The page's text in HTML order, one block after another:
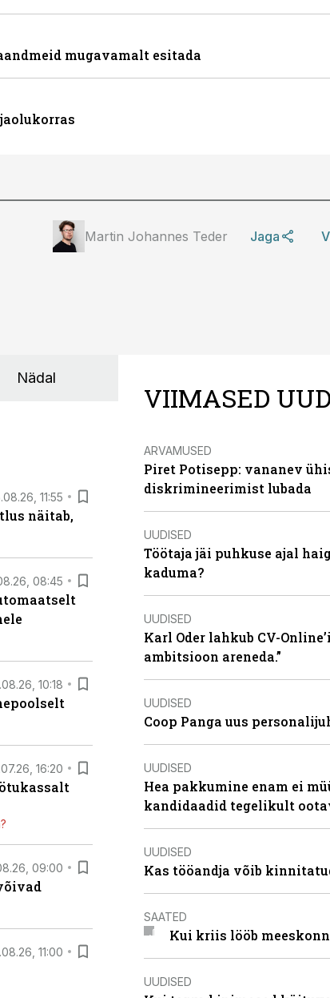
mugavamalt esitada
Martin Johannes Teder Jaga
Nädal
11:55
näitab,
08:45
10:18
16:20
09:00
11:00
VIIMASED
ARVAMUSED
Piret Potisepp: vananev
diskrimineerimist lubada
UUDISED
Töötaja jäi puhkuse ajal
kaduma?
UUDISED
Karl Oder lahkub CV-
ambitsioon areneda.”
UUDISED
Coop Panga uus
UUDISED
Hea pakkumine enam ei
kandidaadid tegelikult
UUDISED
Kas tööandja võib
SAATED
Kui kriis lööb
UUDISED